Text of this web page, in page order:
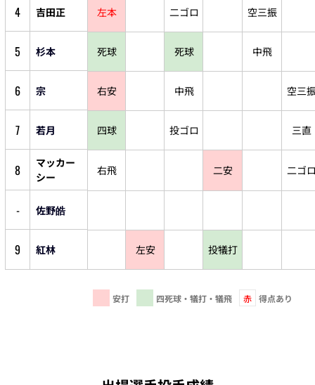
4 吉田正 左本 二ゴロ 空三振
5 杉本 死球 死球 中飛
6 宗 右安 中飛 空三
7 若月 四球 投ゴロ 三直
8
マッカー
シー
右飛 二安 二ゴ
- 佐野皓
9 紅林 左安 投犠打
安打 四死球・犠打・犠飛 赤 得点あり